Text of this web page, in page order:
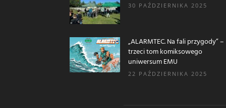
30 PAŹDZIERNIKA 2025
„ALARMTEC. Na fali przygody” –
trzeci tom komiksowego
uniwersum EMU
22 PAŹDZIERNIKA 2025